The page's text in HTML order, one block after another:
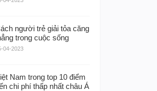
người trẻ giải tỏa căng
trong cuộc sống
04-2023
Nam trong top 10 điểm
chi phí thấp nhất châu Á